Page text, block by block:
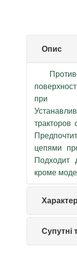
Опис
при
тракторов
цепями
Подходит
кроме
Супутні